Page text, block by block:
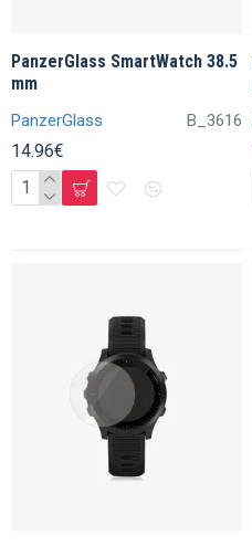
PanzerGlass B_3616
PanzerGlass SmartWatch 38.5
mm
14.96€